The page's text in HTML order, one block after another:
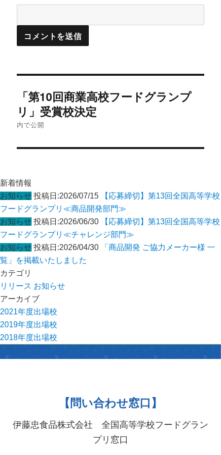
稿
ナ
ビ
ー
ン
「第10回商業高校フードグランプ
リ」受賞校決定
内で公開
新着情報
お知らせ 投稿日:2026/07/15
【応募締切】第13回全国高等学校
フードグランプリ≪商品開発部門≫
お知らせ 投稿日:2026/06/30
【応募締切】第13回全国高等学校
フードグランプリ≪チャレンジ部門≫
お知らせ 投稿日:2026/04/30
「商品開発 ご協力メーカー様 一
覧」を掲載いたしました
カテゴリ
リリース お知らせ
アーカイブ
2021年度出場校
2019年度出場校
2018年度出場校
【問い合わせ窓口】
伊藤忠食品株式会社 全国高等学校フードグラン
プリ窓口